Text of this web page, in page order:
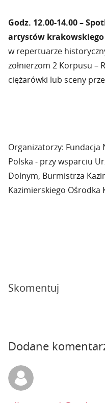
Godz. 12.00-14.00 –
artystów krakowskiego
w repertuarze
żołnierzom 2 Korpusu –
ciężarówki lub sceny
Organizatorzy: Fundacja
Polska - przy wsparciu
Dolnym, Burmistrza
Kazimierskiego Ośrodka
Skomentuj
Dodane